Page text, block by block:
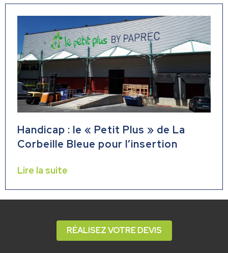
Handicap : le « Petit Plus » de La
Corbeille Bleue pour l’insertion
Lire la suite
RÉALISEZ VOTRE DEVIS